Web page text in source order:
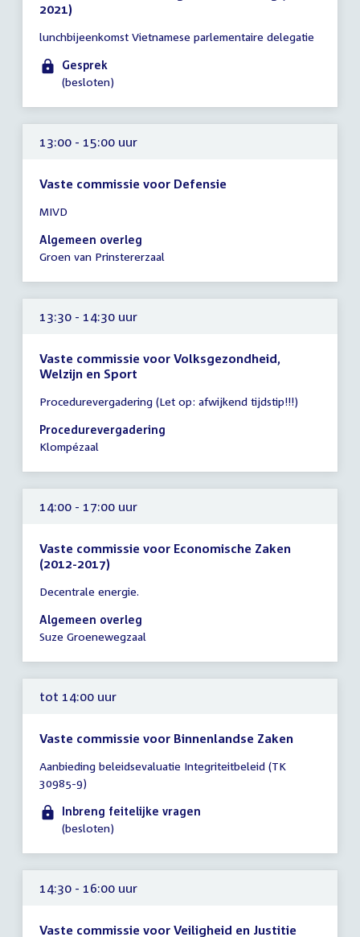
2021)
vergadering
12:15
-
uur
lunchbijeenkomst Vietnamese parlementaire delegatie
Gesprek
(besloten)
13:00 - 15:00 uur
Vaste commissie voor Defensie
vergadering
13:00
-
uur
MIVD
Algemeen overleg
Groen van Prinstererzaal
13:30 - 14:30 uur
Vaste commissie voor Volksgezondheid,
Welzijn en Sport
vergadering
13:30
-
uur
Procedurevergadering (Let op: afwijkend tijdstip!!!)
Procedurevergadering
Klompézaal
14:00 - 17:00 uur
Vaste commissie voor Economische Zaken
(2012-2017)
vergadering
14:00
-
uur
Decentrale energie.
Algemeen overleg
Suze Groenewegzaal
tot 14:00 uur
Vaste commissie voor Binnenlandse Zaken
vergadering
tot
14:00
uur
Aanbieding beleidsevaluatie Integriteitbeleid (TK
30985-9)
Inbreng feitelijke vragen
(besloten)
14:30 - 16:00 uur
Vaste commissie voor Veiligheid en Justitie